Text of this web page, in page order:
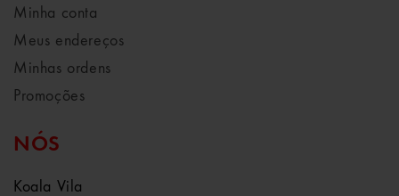
Minha conta
Meus endereços
Minhas ordens
Promoções
NÓS
Koala Vila